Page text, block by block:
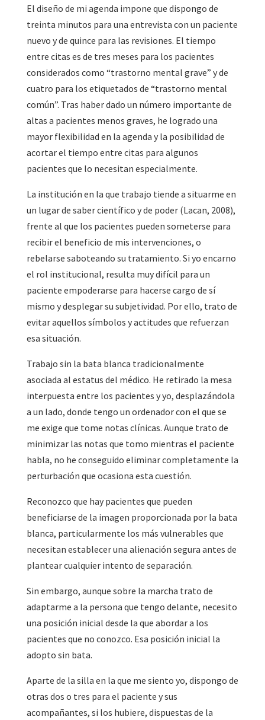
El diseño de mi agenda impone que dispongo de
treinta minutos para una entrevista con un paciente
nuevo y de quince para las revisiones. El tiempo
entre citas es de tres meses para los pacientes
considerados como “trastorno mental grave” y de
cuatro para los etiquetados de “trastorno mental
común”. Tras haber dado un número importante de
altas a pacientes menos graves, he logrado una
mayor flexibilidad en la agenda y la posibilidad de
acortar el tiempo entre citas para algunos
pacientes que lo necesitan especialmente.
La institución en la que trabajo tiende a situarme en
un lugar de saber científico y de poder (Lacan, 2008),
frente al que los pacientes pueden someterse para
recibir el beneficio de mis intervenciones, o
rebelarse saboteando su tratamiento. Si yo encarno
el rol institucional, resulta muy difícil para un
paciente empoderarse para hacerse cargo de sí
mismo y desplegar su subjetividad. Por ello, trato de
evitar aquellos símbolos y actitudes que refuerzan
esa situación.
Trabajo sin la bata blanca tradicionalmente
asociada al estatus del médico. He retirado la mesa
interpuesta entre los pacientes y yo, desplazándola
a un lado, donde tengo un ordenador con el que se
me exige que tome notas clínicas. Aunque trato de
minimizar las notas que tomo mientras el paciente
habla, no he conseguido eliminar completamente la
perturbación que ocasiona esta cuestión.
Reconozco que hay pacientes que pueden
beneficiarse de la imagen proporcionada por la bata
blanca, particularmente los más vulnerables que
necesitan establecer una alienación segura antes de
plantear cualquier intento de separación.
Sin embargo, aunque sobre la marcha trato de
adaptarme a la persona que tengo delante, necesito
una posición inicial desde la que abordar a los
pacientes que no conozco. Esa posición inicial la
adopto sin bata.
Aparte de la silla en la que me siento yo, dispongo de
otras dos o tres para el paciente y sus
acompañantes, si los hubiere, dispuestas de la